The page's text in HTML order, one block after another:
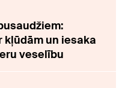
un iesaka
veselību